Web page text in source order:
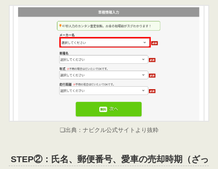
❏出典：ナビクル公式サイトより抜粋
STEP②：氏名、郵便番号、愛車の売却時期（ざっ